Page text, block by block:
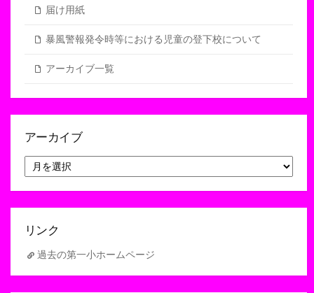
届け用紙
暴風警報発令時等における児童の登下校について
アーカイブ一覧
アーカイブ
ー
リンク
過去の第一小ホームページ